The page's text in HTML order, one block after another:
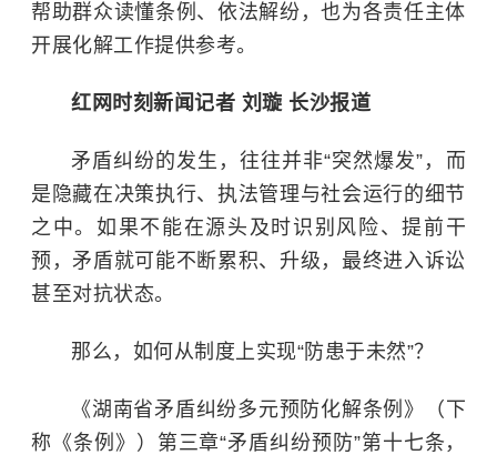
帮助群众读懂条例、依法解纷，也为各责任主体
开展化解工作提供参考。
红网时刻新闻记者 刘璇 长沙报道
矛盾纠纷的发生，往往并非“突然爆发”，而
是隐藏在决策执行、执法管理与社会运行的细节
之中。如果不能在源头及时识别风险、提前干
预，矛盾就可能不断累积、升级，最终进入诉讼
甚至对抗状态。
那么，如何从制度上实现“防患于未然”？
《湖南省矛盾纠纷多元预防化解条例》（下
称《条例》）第三章“矛盾纠纷预防”第十七条，